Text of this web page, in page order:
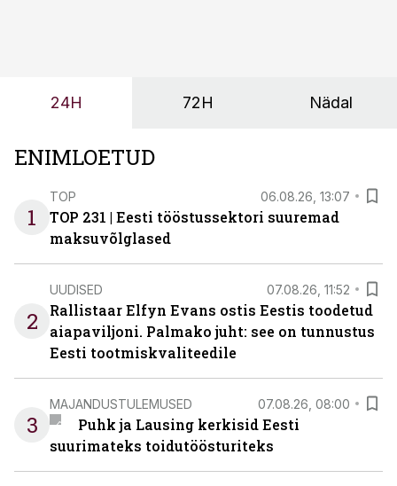
24H 72H Nädal
ENIMLOETUD
1
TOP 06.08.26, 13:07
TOP 231 | Eesti tööstussektori suuremad
maksuvõlglased
2
UUDISED 07.08.26, 11:52
Rallistaar Elfyn Evans ostis Eestis toodetud
aiapaviljoni. Palmako juht: see on tunnustus
Eesti tootmiskvaliteedile
3
MAJANDUSTULEMUSED 07.08.26, 08:00
Puhk ja Lausing kerkisid Eesti
suurimateks toidutöösturiteks